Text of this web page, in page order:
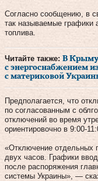
Согласно сообщению, в
так называемые графики
топлива.
Читайте также: В Крыму
с энергоснабжением
с материковой
Предполагается, что
по согласованным с
отключений во время
ориентировочно в 9:00-
«Отключение отдельных
двух часов. Графики
после распоряжения
системы Украины», —